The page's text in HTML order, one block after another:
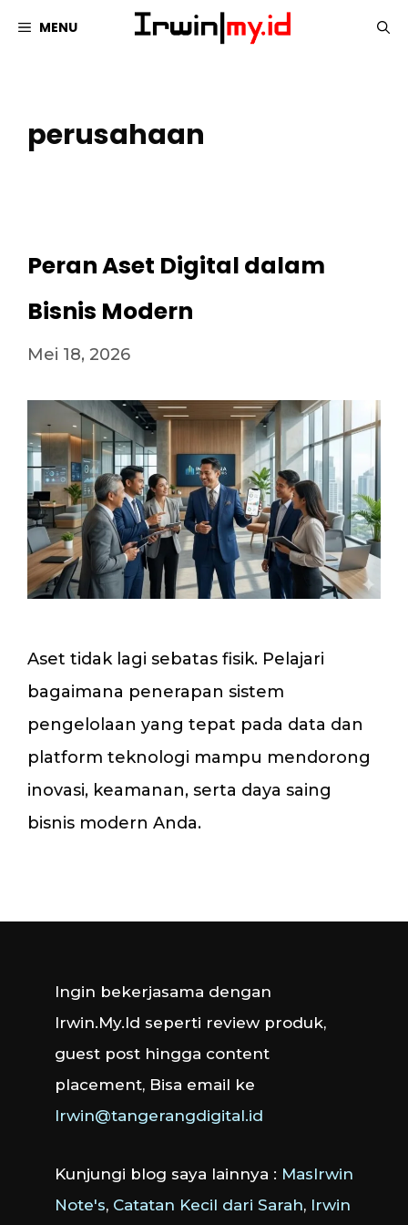
MENU
perusahaan
Peran Aset Digital dalam
Bisnis Modern
Mei 18, 2026
Aset tidak lagi sebatas fisik. Pelajari
bagaimana penerapan sistem
pengelolaan yang tepat pada data dan
platform teknologi mampu mendorong
inovasi, keamanan, serta daya saing
bisnis modern Anda.
Ingin bekerjasama dengan
Irwin.My.Id seperti review produk,
guest post hingga content
placement, Bisa email ke
Irwin@tangerangdigital.id
Kunjungi blog saya lainnya : MasIrwin
Note's, Catatan Kecil dari Sarah, Irwin